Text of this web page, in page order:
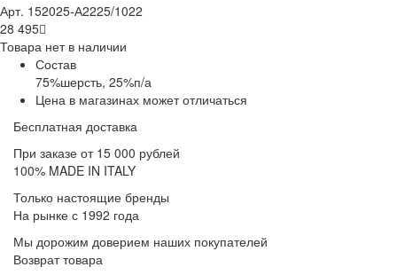
Арт. 152025-А2225/1022
28 495
Товара нет в наличии
Состав
75%шерсть, 25%п/а
Цена в магазинах может отличаться
Бесплатная доставка
При заказе от 15 000 рублей
100% MADE IN ITALY
Только настоящие бренды
На рынке с 1992 года
Мы дорожим доверием наших покупателей
Возврат товара